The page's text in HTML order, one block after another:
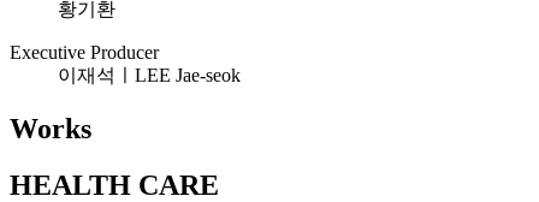
황기환
Executive Producer
이재석ㅣLEE Jae-seok
Works
HEALTH CARE